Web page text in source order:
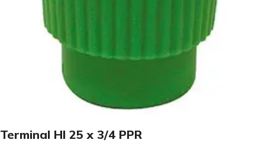
Terminal HI 25 x 3/4 PPR